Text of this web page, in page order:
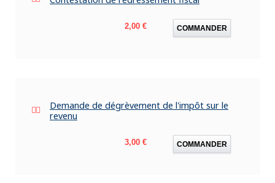
Prix
2,00 € COMMANDER
Demande de dégrèvement de l'impôt sur le
revenu
Prix
3,00 € COMMANDER